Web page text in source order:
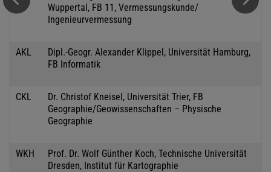
Wuppertal, FB 11, Vermessungskunde/
Ingenieurvermessung
AKL
Dipl.-Geogr. Alexander Klippel, Universität Hamburg,
FB Informatik
CKL
Dr. Christof Kneisel, Universität Trier, FB
Geographie/Geowissenschaften – Physische
Geographie
WKH
Prof. Dr. Wolf Günther Koch, Technische Universität
Dresden, Institut für Kartographie